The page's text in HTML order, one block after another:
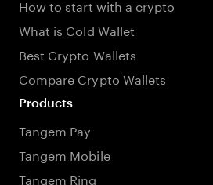
How to start with a crypto
What is Cold Wallet
Best Crypto Wallets
Compare Crypto Wallets
Products
Tangem Pay
Tangem Mobile
Tangem Ring